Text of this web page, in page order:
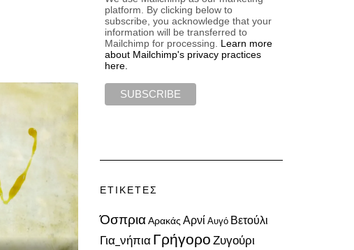
platform. By clicking below to
subscribe, you acknowledge that your
information will be transferred to
Mailchimp for processing. Learn more
about Mailchimp's privacy practices
here.
ΕΤΙΚΈΤΕΣ
Όσπρια Αρακάς Αρνί Αυγό Βετούλι
Για_νήπια ΓρήγοροΖυγούρι